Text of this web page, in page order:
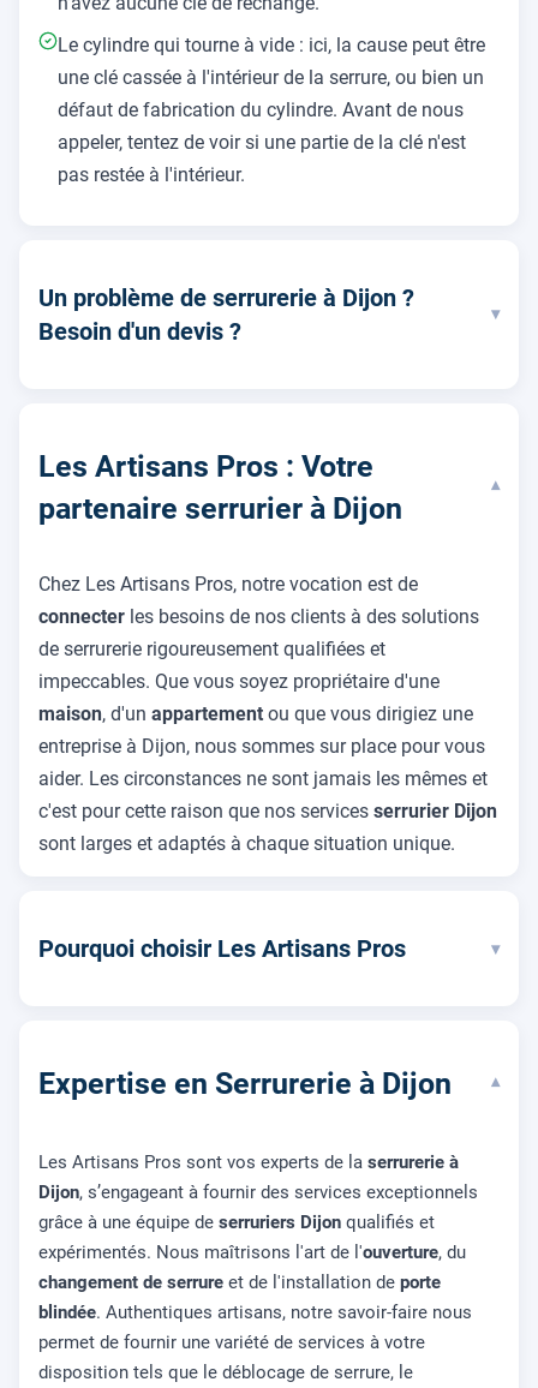
Le cylindre qui tourne à vide : ici, la cause peut être
une clé cassée à l'intérieur de la serrure, ou bien un
défaut de fabrication du cylindre. Avant de nous
appeler, tentez de voir si une partie de la clé n'est
pas restée à l'intérieur.
Un problème de serrurerie à Dijon ?
Besoin d'un devis ?
▾
Les Artisans Pros : Votre
partenaire serrurier à Dijon
▾
Chez Les Artisans Pros, notre vocation est de
connecter les besoins de nos clients à des solutions
de serrurerie rigoureusement qualifiées et
impeccables. Que vous soyez propriétaire d'une
maison, d'un appartement ou que vous dirigiez une
entreprise à Dijon, nous sommes sur place pour vous
aider. Les circonstances ne sont jamais les mêmes et
c'est pour cette raison que nos services serrurier Dijon
sont larges et adaptés à chaque situation unique.
Pourquoi choisir Les Artisans Pros ▾
Expertise en Serrurerie à Dijon ▾
Les Artisans Pros sont vos experts de la serrurerie à
Dijon, s’engageant à fournir des services exceptionnels
grâce à une équipe de serruriers Dijon qualifiés et
expérimentés. Nous maîtrisons l'art de l'ouverture, du
changement de serrure et de l'installation de porte
blindée. Authentiques artisans, notre savoir-faire nous
permet de fournir une variété de services à votre
disposition tels que le déblocage de serrure, le